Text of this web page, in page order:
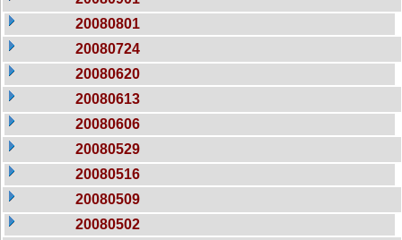
20080801
20080724
20080620
20080613
20080606
20080529
20080516
20080509
20080502